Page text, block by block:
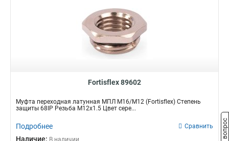
Fortisflex 89602
Муфта переходная латунная МПЛ М16/М12 (Fortisflex) Степень
защиты 68IP Резьба M12x1.5 Цвет сере...
Подробнее Сравнить
Наличие: В наличии